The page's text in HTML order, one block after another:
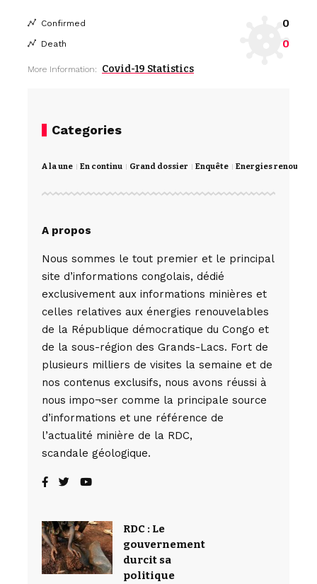
Confirmed 0
Death 0
More Information: Covid-19 Statistics
Categories
A la une En continu Grand dossier Enquête Energies
A propos
Nous sommes le tout premier et le principal
site d’informations congolais, dédié
exclusivement aux informations minières et
celles relatives aux énergies renouvelables
de la République démocratique du Congo et
de la sous-région des Grands-Lacs. Fort de
plusieurs milliers de visites la semaine et de
nos contenus exclusifs, nous avons réussi à
nous impo¬ser comme la principale source
d’informations et une référence de
l’actualité minière de la RDC,
scandale géologique.
RDC : Le
gouvernement
durcit sa
politique